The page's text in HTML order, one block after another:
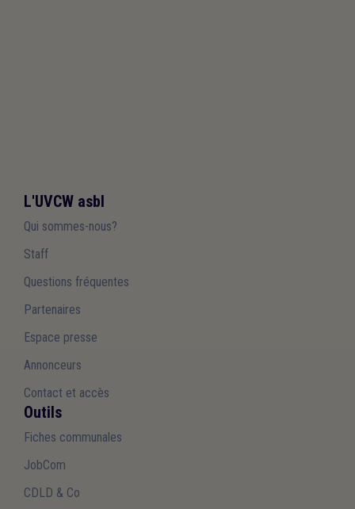
L'UVCW asbl
Qui sommes-nous?
Staff
Questions fréquentes
Partenaires
Espace presse
Annonceurs
Contact et accès
Outils
Fiches communales
JobCom
CDLD & Co